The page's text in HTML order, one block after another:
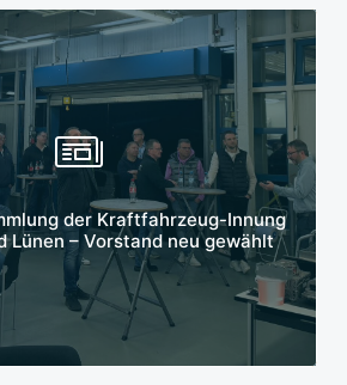
der Kraftfahrzeug-Innung
Lünen – Vorstand neu gewählt
Mehr erfahren